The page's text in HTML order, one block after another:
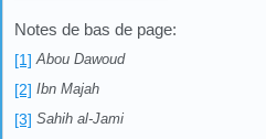
Notes de bas de page:
[1] Abou Dawoud
[2] Ibn Majah
[3] Sahih al-Jami